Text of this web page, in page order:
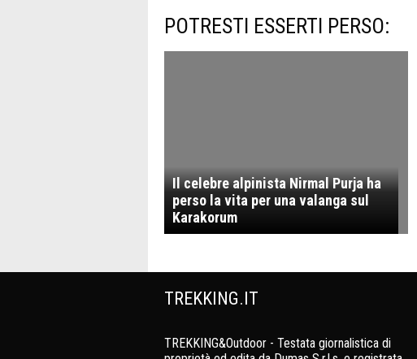
POTRESTI ESSERTI PERSO:
Il celebre alpinista Nirmal Purja ha
perso la vita per una valanga sul
Karakorum
TREKKING.IT
TREKKING&Outdoor - Testata giornalistica di